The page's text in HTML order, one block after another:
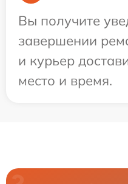
Вы получите
завершении
и курьер
место и время.